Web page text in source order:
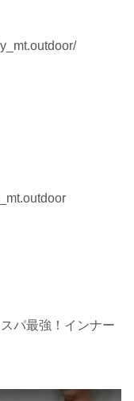
パ最強！インナー